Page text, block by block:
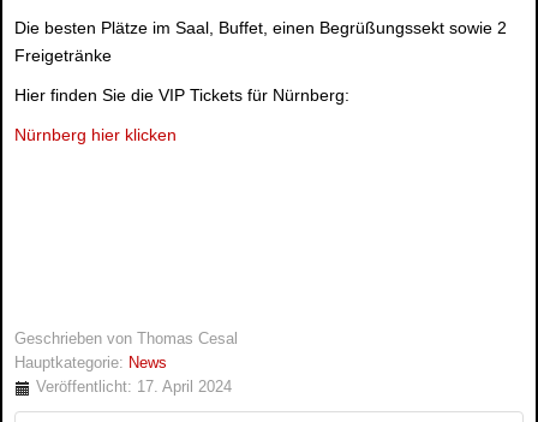
Die besten Plätze im Saal, Buffet, einen Begrüßungssekt sowie 2
Freigetränke
Hier finden Sie die VIP Tickets für Nürnberg:
Nürnberg hier klicken
Geschrieben von
Thomas Cesal
Hauptkategorie: News
Veröffentlicht: 17. April 2024